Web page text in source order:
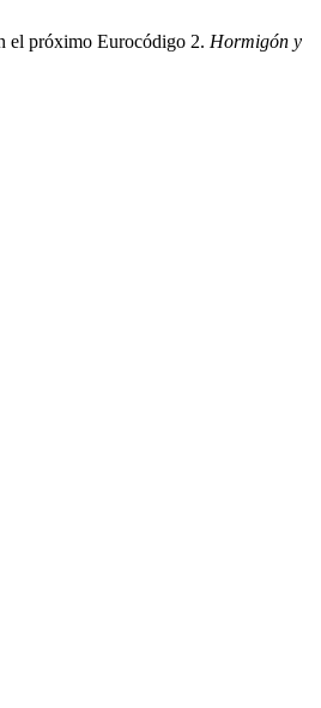
el próximo Eurocódigo 2. Hormigón y